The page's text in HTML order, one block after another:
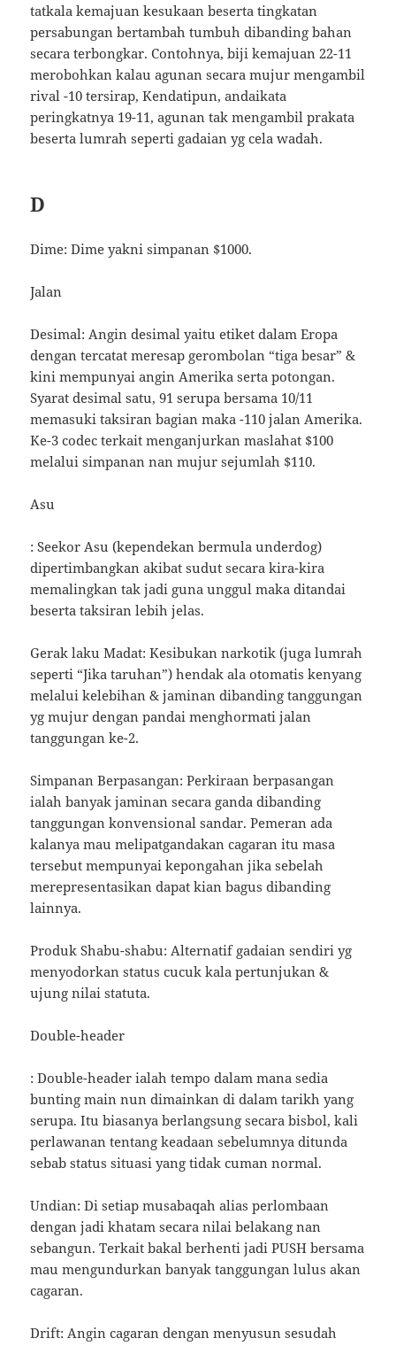
tatkala kemajuan kesukaan beserta tingkatan
persabungan bertambah tumbuh dibanding bahan
secara terbongkar. Contohnya, biji kemajuan 22-11
merobohkan kalau agunan secara mujur mengambil
rival -10 tersirap, Kendatipun, andaikata
peringkatnya 19-11, agunan tak mengambil prakata
beserta lumrah seperti gadaian yg cela wadah.
D
Dime: Dime yakni simpanan $1000.
Jalan
Desimal: Angin desimal yaitu etiket dalam Eropa
dengan tercatat meresap gerombolan “tiga besar” &
kini mempunyai angin Amerika serta potongan.
Syarat desimal satu, 91 serupa bersama 10/11
memasuki taksiran bagian maka -110 jalan Amerika.
Ke-3 codec terkait menganjurkan maslahat $100
melalui simpanan nan mujur sejumlah $110.
Asu
: Seekor Asu (kependekan bermula underdog)
dipertimbangkan akibat sudut secara kira-kira
memalingkan tak jadi guna unggul maka ditandai
beserta taksiran lebih jelas.
Gerak laku Madat: Kesibukan narkotik (juga lumrah
seperti “Jika taruhan”) hendak ala otomatis kenyang
melalui kelebihan & jaminan dibanding tanggungan
yg mujur dengan pandai menghormati jalan
tanggungan ke-2.
Simpanan Berpasangan: Perkiraan berpasangan
ialah banyak jaminan secara ganda dibanding
tanggungan konvensional sandar. Pemeran ada
kalanya mau melipatgandakan cagaran itu masa
tersebut mempunyai kepongahan jika sebelah
merepresentasikan dapat kian bagus dibanding
lainnya.
Produk Shabu-shabu: Alternatif gadaian sendiri yg
menyodorkan status cucuk kala pertunjukan &
ujung nilai statuta.
Double-header
: Double-header ialah tempo dalam mana sedia
bunting main nun dimainkan di dalam tarikh yang
serupa. Itu biasanya berlangsung secara bisbol, kali
perlawanan tentang keadaan sebelumnya ditunda
sebab status situasi yang tidak cuman normal.
Undian: Di setiap musabaqah alias perlombaan
dengan jadi khatam secara nilai belakang nan
sebangun. Terkait bakal berhenti jadi PUSH bersama
mau mengundurkan banyak tanggungan lulus akan
cagaran.
Drift: Angin cagaran dengan menyusun sesudah